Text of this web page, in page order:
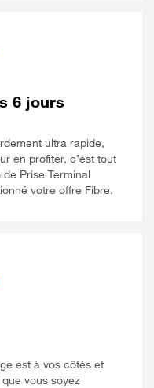
6 jours
ultra rapide,
en profiter, c’est tout
Prise Terminal
votre offre Fibre.
est à vos côtés et
vous soyez